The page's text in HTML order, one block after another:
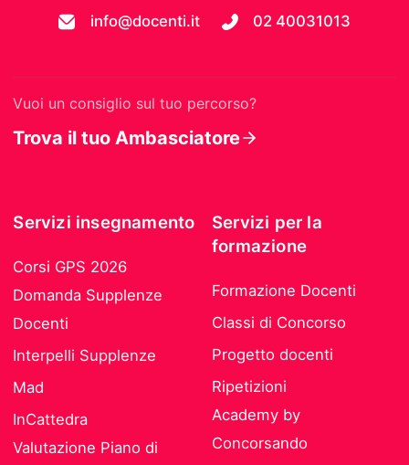
info@docenti.it 02 40031013
Vuoi un consiglio sul tuo percorso?
Trova il tuo Ambasciatore
Servizi insegnamento
Corsi GPS 2026
Domanda Supplenze
Docenti
Interpelli Supplenze
Mad
InCattedra
Valutazione Piano di
Servizi per la
formazione
Formazione Docenti
Classi di Concorso
Progetto docenti
Ripetizioni
Academy by
Concorsando